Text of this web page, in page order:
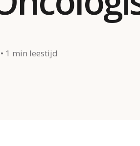
1 min leestijd